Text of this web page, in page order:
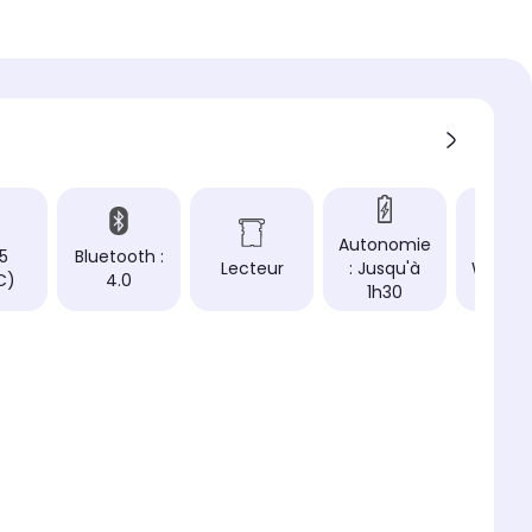
AC)
Bluetooth :
4.0
Lecteur
Autonomie
: Jusqu'à
1h30